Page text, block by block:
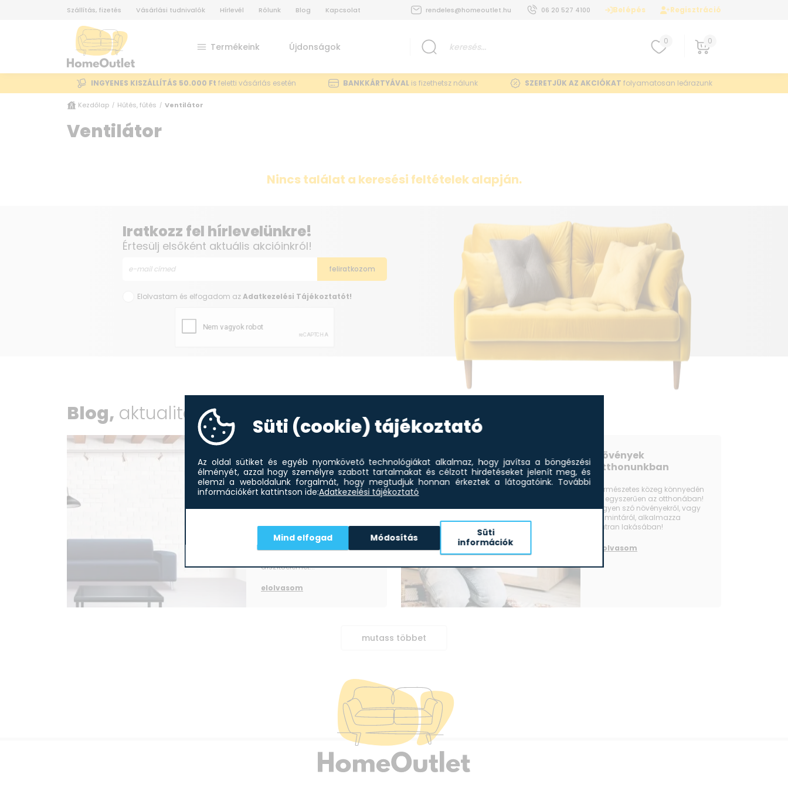
Szállítás, fizetés Vásárlási tudnivalók Hírlevél Rólunk Blog Kapcsolat rendeles@homeoutlet.hu 06 20 527 4100 Belépés Regisztráció
Termékeink Újdonságok
0 0
INGYENES KISZÁLLÍTÁS 50.000 Ft feletti vásárlás esetén BANKKÁRTYÁVAL is fizethetsz nálunk SZERETJÜK AZ AKCIÓKAT folyamatosan leárazunk
Kezdőlap / Hűtés, fűtés / Ventilátor
Ventilátor
Nincs találat a keresési feltételek alapján.
Iratkozz fel hírlevelünkre!
Értesülj elsőként aktuális akcióinkról!
Elolvastam és elfogadom azAdatkezelési Tájékoztatót!
Blog, aktualitások
Modern
lakberendezés
otthonába
stílust a szakértők előszeretettel
minimál irányzattal. Ám előbbi
szabad kezet ad a
színvariációk kiteljesítésében,
díszítőelemet...
elolvasom
Növények
otthonunkban
Természetes közeg könnyedén
és egyszerűen az otthonában!
Legyen szó növényekről, vagy
fa mintáról, alkalmazza
bátran lakásában!
elolvasom
mutass többet
Süti (cookie) tájékoztató
Az oldal sütiket és egyéb nyomkövető technológiákat alkalmaz, hogy javítsa a böngészési
élményét, azzal hogy személyre szabott tartalmakat és célzott hirdetéseket jelenít meg, és
elemzi a weboldalunk forgalmát, hogy megtudjuk honnan érkeztek a látogatóink. További
információkért kattintson ide:Adatkezelési tájékoztató
Mind elfogad Módosítás
Süti
információk